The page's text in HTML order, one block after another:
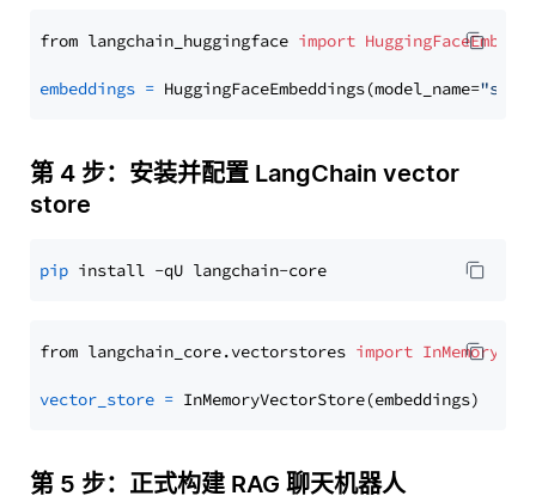
from langchain_huggingface import
embeddings = HuggingFaceEmbeddings(model_name=
第 4 步：安装并配置 LangChain vector
store
pip
from langchain_core.vectorstores import
vector_store =
第 5 步：正式构建 RAG 聊天机器人